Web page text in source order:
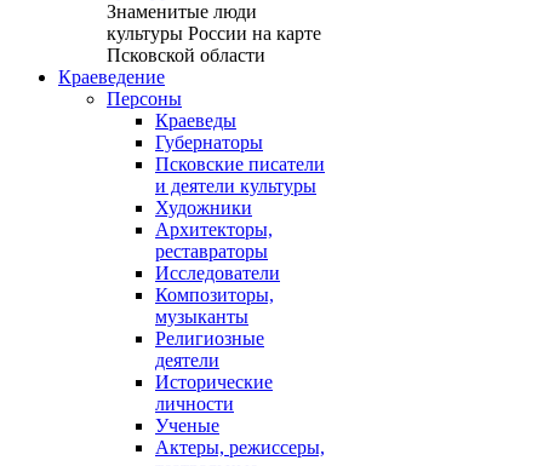
Знаменитые люди
культуры России на карте
Псковской области
Краеведение
Персоны
Краеведы
Губернаторы
Псковские писатели
и деятели культуры
Художники
Архитекторы,
реставраторы
Исследователи
Композиторы,
музыканты
Религиозные
деятели
Исторические
личности
Ученые
Актеры, режиссеры,